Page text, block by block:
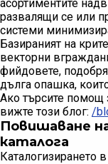
асортиментите
развалящи се или
системи
Базираният на
векторни
фийдовете,
дълга опашка,
Ако търсите помощ
вижте този блог: /
Повишаване
каталога
Каталогизирането